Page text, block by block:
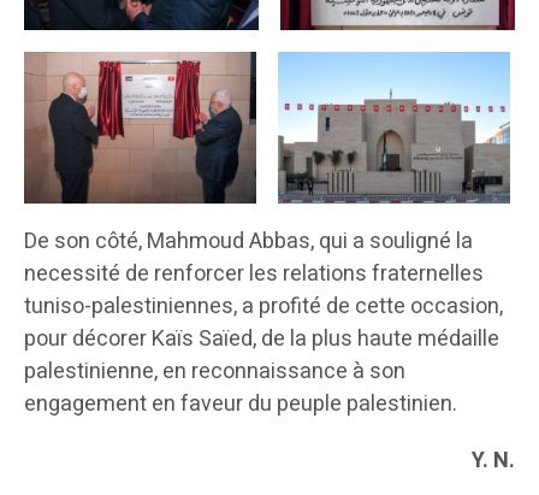
De son côté, Mahmoud Abbas, qui a souligné la
necessité de renforcer les relations fraternelles
tuniso-palestiniennes, a profité de cette occasion,
pour décorer Kaïs Saïed, de la plus haute médaille
palestinienne, en reconnaissance à son
engagement en faveur du peuple palestinien.
Y. N.